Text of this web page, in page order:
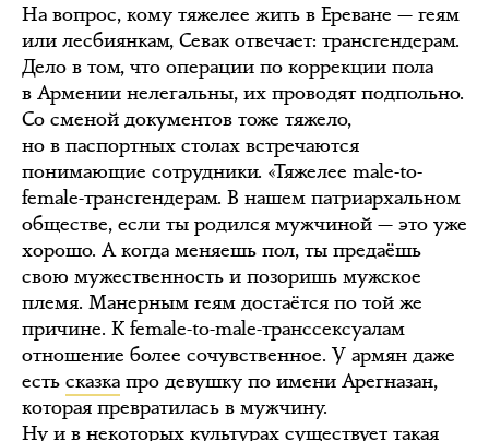
На вопрос, кому тяжелее жить в Ереване — геям
или лесбиянкам, Севак отвечает: трансгендерам.
Дело в том, что операции по коррекции пола
в Армении нелегальны, их проводят подпольно.
Со сменой документов тоже тяжело,
но в паспортных столах встречаются
понимающие сотрудники. «Тяжелее male-to-
female-трансгендерам. В нашем патриархальном
обществе, если ты родился мужчиной — это уже
хорошо. А когда меняешь пол, ты предаёшь
свою мужественность и позоришь мужское
племя. Манерным геям достаётся по той же
причине. К female-to-male-транссексуалам
отношение более сочувственное. У армян даже
есть сказка про девушку по имени Арегназан,
которая превратилась в мужчину.
Ну и в некоторых культурах существует такая